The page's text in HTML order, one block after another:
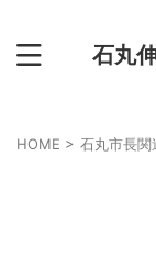
石丸
HOME > 石丸市長関